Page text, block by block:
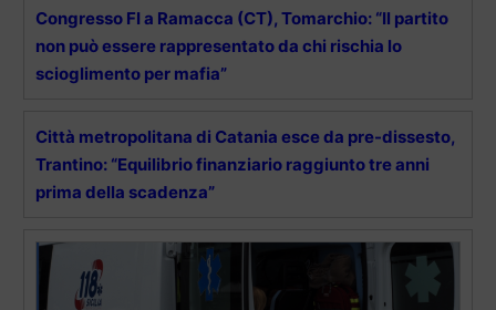
Congresso FI a Ramacca (CT), Tomarchio: “Il partito
non può essere rappresentato da chi rischia lo
scioglimento per mafia”
Città metropolitana di Catania esce da pre-dissesto,
Trantino: “Equilibrio finanziario raggiunto tre anni
prima della scadenza”